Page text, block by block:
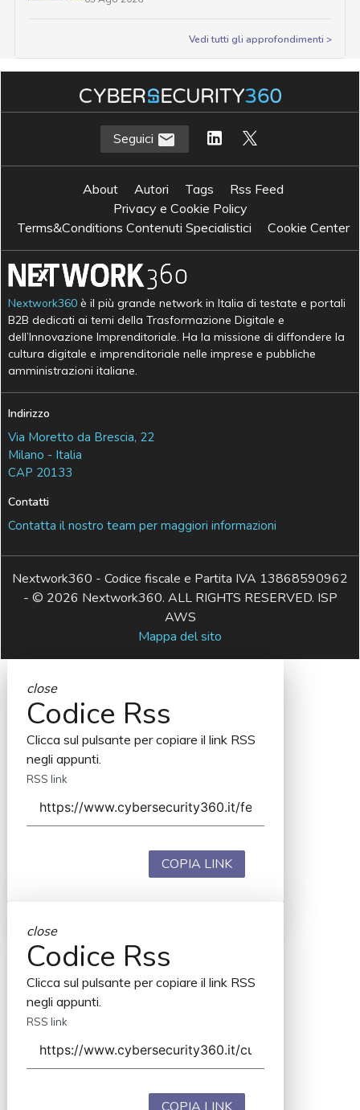
Vedi tutti gli approfondimenti >
Seguici
About Autori Tags
Rss Feed
Privacy e Cookie Policy
Terms&Conditions Contenuti Specialistici
Cookie Center
Nextwork360 è il più grande network in Italia di testate e portali
B2B dedicati ai temi della Trasformazione Digitale e
dell’Innovazione Imprenditoriale. Ha la missione di diffondere la
cultura digitale e imprenditoriale nelle imprese e pubbliche
amministrazioni italiane.
Indirizzo
Via Moretto da Brescia, 22
Milano - Italia
CAP 20133
Contatti
Contatta il nostro team per maggiori informazioni
Nextwork360 - Codice fiscale e Partita IVA 13868590962
- © 2026 Nextwork360. ALL RIGHTS RESERVED. ISP
AWS
Mappa del sito
close
Codice Rss
Clicca sul pulsante per copiare il link RSS
negli appunti.
RSS link
COPIA LINK
close
Codice Rss
Clicca sul pulsante per copiare il link RSS
negli appunti.
RSS link